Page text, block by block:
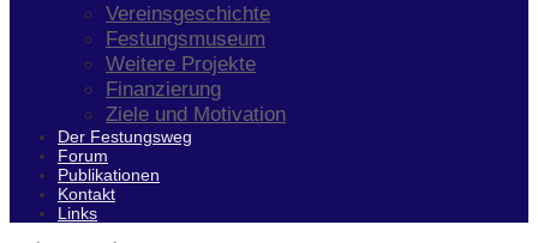
Vereinsgeschichte
Festungsmuseum
Weitere Projekte
Finanzierung
Ziele und Motivation
Der Festungsweg
Forum
Publikationen
Kontakt
Links